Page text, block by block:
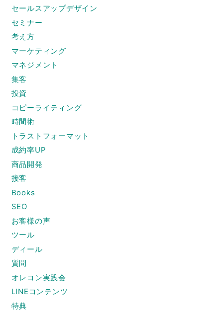
セールスアップデザイン
セミナー
考え方
マーケティング
マネジメント
集客
投資
コピーライティング
時間術
トラストフォーマット
成約率UP
商品開発
接客
Books
SEO
お客様の声
ツール
ディール
質問
オレコン実践会
LINEコンテンツ
特典